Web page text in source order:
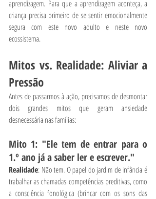
aprendizagem. Para que a aprendizagem aconteça, a
criança precisa primeiro de se sentir emocionalmente
segura com este novo adulto e neste novo
ecossistema.
Mitos vs. Realidade: Aliviar a
Pressão
Antes de passarmos à ação, precisamos de desmontar
dois grandes mitos que geram ansiedade
desnecessária nas famílias:
Mito 1: "Ele tem de entrar para o
1.º ano já a saber ler e escrever."
Realidade: Não tem. O papel do jardim de infância é
trabalhar as chamadas competências preditivas, como
a consciência fonológica (brincar com os sons das